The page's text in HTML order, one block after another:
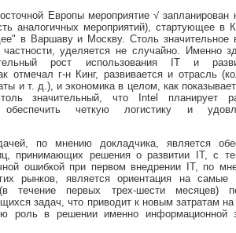
Европы мероприятие √ запланирован
аналогичных мероприятий), стартующее в
в Варшаву и Москву. Столь значительное
уделяется не случайно. Именно
рост использования IT и
отмечал г-н Кинг, развивается и отрасль
и т. д.), и экономика в целом, как
значительный, что Intel планирует
обеспечить четкую логистику и
по мнению докладчика, является
принимающих решения о развитии IT, с
ошибкой при первом внедрении IT, по
рынков, является ориентация на самые
течение первых трех-шести месяцев)
задач, что приводит к новым затратам на
роль в решении именно информационной